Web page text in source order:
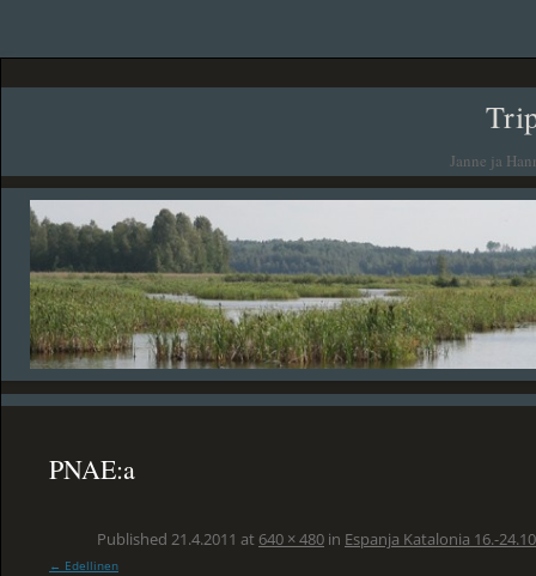
Janne ja
PNAE:a
Published 21.4.2011 at 640 × 480 in Espanja Katalonia 16.-
← Edellinen